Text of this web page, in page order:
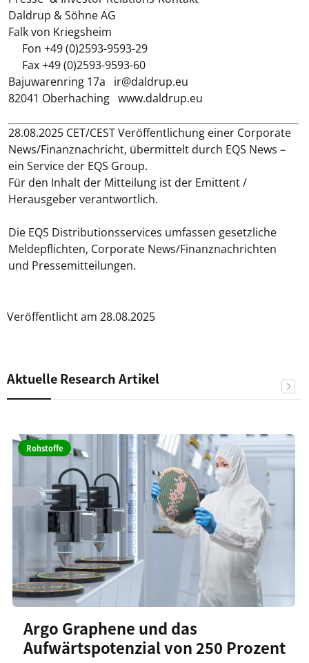
Daldrup & Söhne AG
Falk von Kriegsheim
Fon +49 (0)2593-9593-29
Fax +49 (0)2593-9593-60
Bajuwarenring 17a ir@daldrup.eu
82041 Oberhaching www.daldrup.eu
28.08.2025 CET/CEST Veröffentlichung einer Corporate
News/Finanznachricht, übermittelt durch EQS News –
ein Service der EQS Group.
Für den Inhalt der Mitteilung ist der Emittent /
Herausgeber verantwortlich.
Die EQS Distributionsservices umfassen gesetzliche
Meldepflichten, Corporate News/Finanznachrichten
und Pressemitteilungen.
Veröffentlicht am 28.08.2025
Aktuelle Research Artikel
Rohstoffe
Argo Graphene und das
Aufwärtspotenzial von 250 Prozent